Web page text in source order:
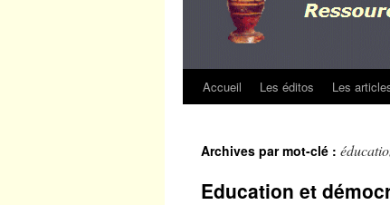
Accueil Les éditos Les
Archives par mot-clé :
Education et